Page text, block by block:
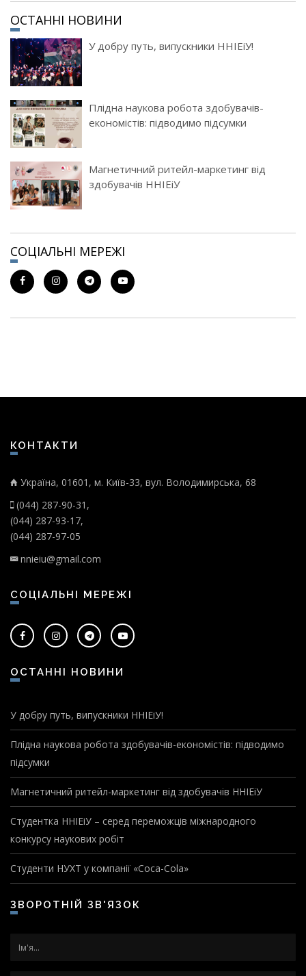
ОСТАННІ НОВИНИ
У добру путь, випускники ННІЕіУ!
Плідна наукова робота здобувачів-
економістів: підводимо підсумки
Магнетичний ритейл-маркетинг від
здобувачів ННІЕіУ
СОЦІАЛЬНІ МЕРЕЖІ
КОНТАКТИ
Україна, 01601, м. Київ-33, вул. Володимирська, 68
(044) 287-90-31,
(044) 287-93-17,
(044) 287-97-05
nnieiu@gmail.com
СОЦІАЛЬНІ МЕРЕЖІ
ОСТАННІ НОВИНИ
У добру путь, випускники ННІЕіУ!
Плідна наукова робота здобувачів-економістів: підводимо
підсумки
Магнетичний ритейл-маркетинг від здобувачів ННІЕіУ
Студентка ННІЕіУ – серед переможців міжнародного
конкурсу наукових робіт
Студенти НУХТ у компанії «Coca-Cola»
ЗВОРОТНІЙ ЗВ'ЯЗОК